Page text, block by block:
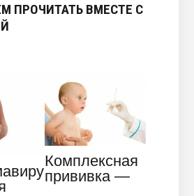
ПРОЧИТАТЬ ВМЕСТЕ С
Комплексная
прививка —